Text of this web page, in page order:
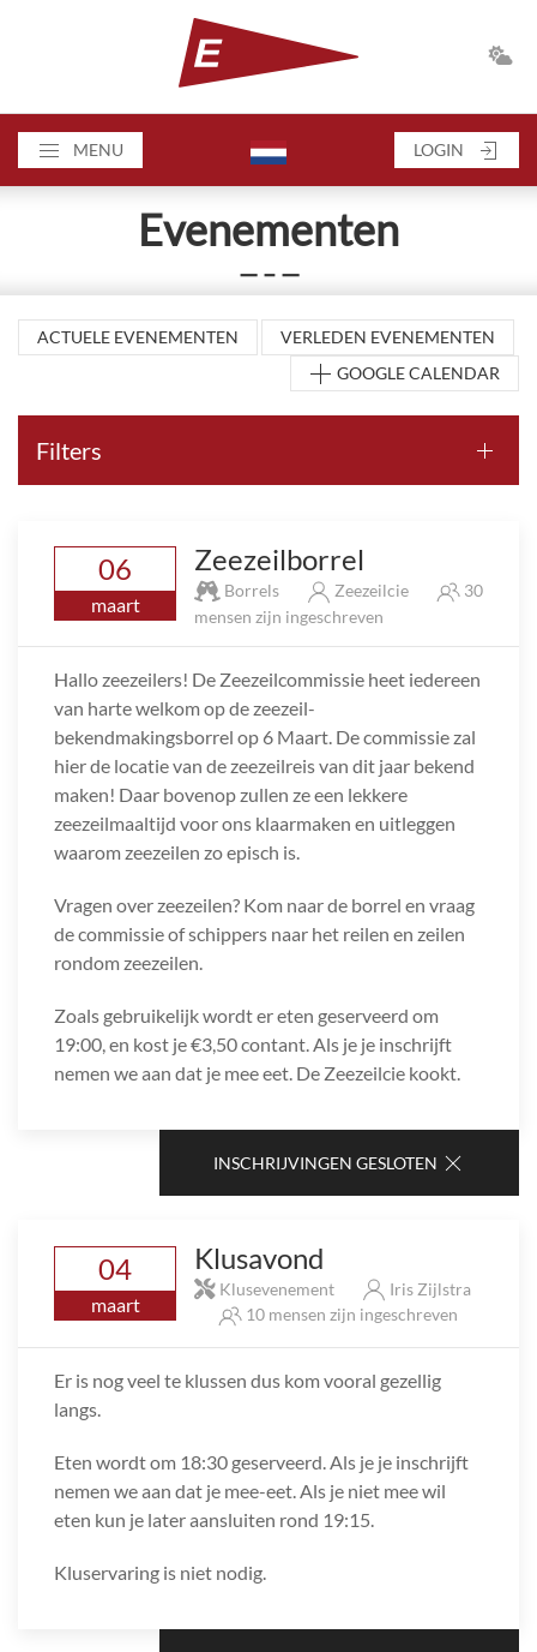
MENU LOGIN
Evenementen
— – —
ACTUELE EVENEMENTEN
VERLEDEN EVENEMENTEN
GOOGLE CALENDAR
Filters
06
maart
Zeezeilborrel
Borrels Zeezeilcie
30
mensen zijn ingeschreven
Hallo zeezeilers! De Zeezeilcommissie heet iedereen
van harte welkom op de zeezeil-
bekendmakingsborrel op 6 Maart. De commissie zal
hier de locatie van de zeezeilreis van dit jaar bekend
maken! Daar bovenop zullen ze een lekkere
zeezeilmaaltijd voor ons klaarmaken en uitleggen
waarom zeezeilen zo episch is.
Vragen over zeezeilen? Kom naar de borrel en vraag
de commissie of schippers naar het reilen en zeilen
rondom zeezeilen.
Zoals gebruikelijk wordt er eten geserveerd om
19:00, en kost je €3,50 contant. Als je je inschrijft
nemen we aan dat je mee eet. De Zeezeilcie kookt.
INSCHRIJVINGEN GESLOTEN
04
maart
Klusavond
Klusevenement
Iris Zijlstra
10 mensen zijn ingeschreven
Er is nog veel te klussen dus kom vooral gezellig
langs.
Eten wordt om 18:30 geserveerd. Als je je inschrijft
nemen we aan dat je mee-eet. Als je niet mee wil
eten kun je later aansluiten rond 19:15.
Kluservaring is niet nodig.